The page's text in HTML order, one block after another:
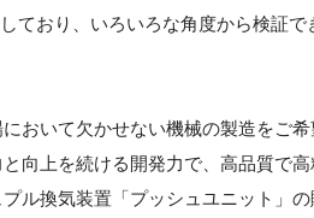
ており、いろいろな角度から検証
おいて欠かせない機械の製造をご
向上を続ける開発力で、高品質で
ル換気装置「プッシュユニット」の